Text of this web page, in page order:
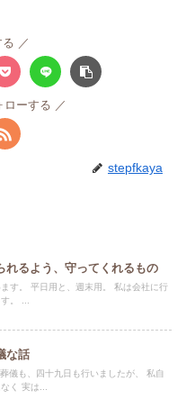
る
ローする
stepfkaya
れるよう、守ってくれるもの
す。 平日用と、週末用。 私は会社に行
。 ...
な話
儀も、四十九日も行いましたが、 私自
く 実は...